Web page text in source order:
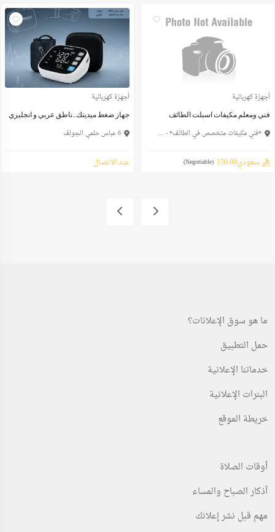
أجهزة كهربائية
فني ومعلم مكيفات اسبلت الطائف
*فني مكيفات متخصص في الطائف* - ...
ريال سعودي150.00 (Negotiable)
أجهزة كهربائية
جهاز ضغط ميديتك..ناطق عربي و انجليزي
6 عباس حلمي الجولف
عند الاتصال
ما هو سوق الإعلانات؟
حمل التطبيق
خدماتنا الإعلانية
البنرات الإعلانية
خريطة الموقع
أوقات الصلاة
أذكار الصباح والمساء
مهم قبل نشر إعلانك